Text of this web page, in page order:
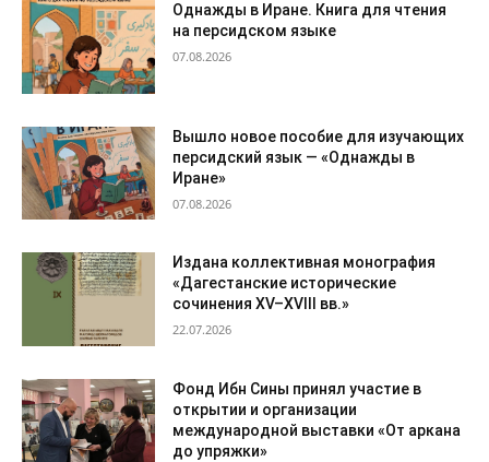
Однажды в Иране. Книга для чтения
на персидском языке
07.08.2026
Вышло новое пособие для изучающих
персидский язык — «Однажды в
Иране»
07.08.2026
Издана коллективная монография
«Дагестанские исторические
сочинения XV–XVIII вв.»
22.07.2026
Фонд Ибн Сины принял участие в
открытии и организации
международной выставки «От аркана
до упряжки»